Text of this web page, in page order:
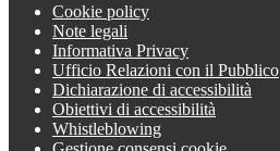
Cookie policy
Note legali
Informativa Privacy
Ufficio Relazioni con il Pubblico
Dichiarazione di accessibilità
Obiettivi di accessibilità
Whistleblowing